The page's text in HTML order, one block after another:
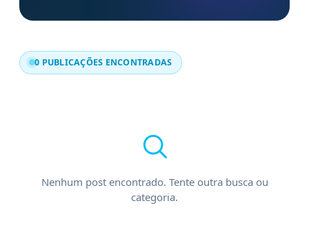
0 PUBLICAÇÕES ENCONTRADAS
Nenhum post encontrado. Tente outra busca ou
categoria.